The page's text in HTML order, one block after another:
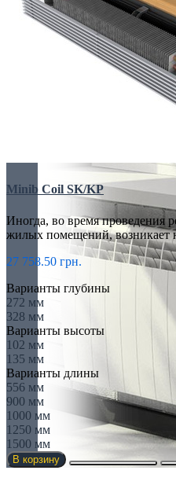
ЭЛЕКТРО
Minib Coil SK/KP
Иногда, во время проведения
жилых помещений, возникает
27 758.50 грн.
Варианты глубины
272 мм
328 мм
Варианты высоты
102 мм
135 мм
Варианты длины
556 мм
900 мм
1000 мм
1250 мм
1500 мм
В корзину